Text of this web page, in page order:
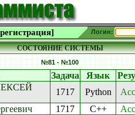
Логин:
СОСТОЯНИЕ СИСТЕМЫ
№81 - №100
Задача Язык
1717 Python
1717 C++